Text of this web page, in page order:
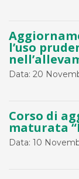
l’uso
Data: 20
Corso di
maturata
Data: 10